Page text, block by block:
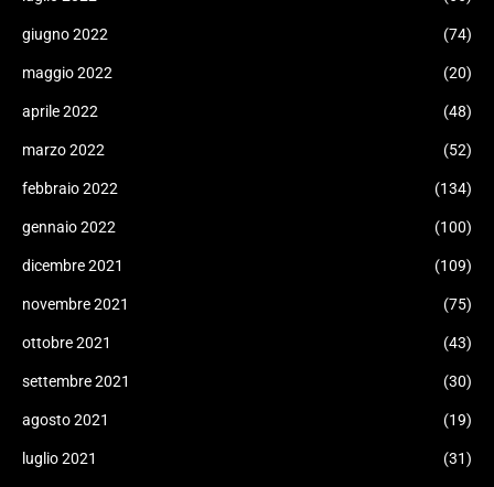
giugno 2022 (74)
maggio 2022 (20)
aprile 2022 (48)
marzo 2022 (52)
febbraio 2022 (134)
gennaio 2022 (100)
dicembre 2021 (109)
novembre 2021 (75)
ottobre 2021 (43)
settembre 2021 (30)
agosto 2021 (19)
luglio 2021 (31)